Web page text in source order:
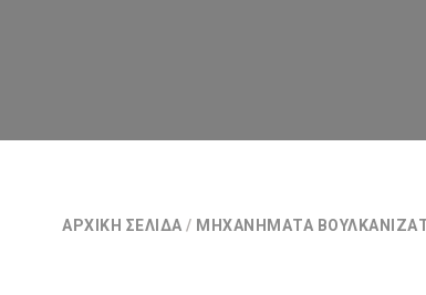
ΑΡΧΙΚΉ ΣΕΛΊΔΑ / ΜΗΧΑΝΉΜΑΤΑ